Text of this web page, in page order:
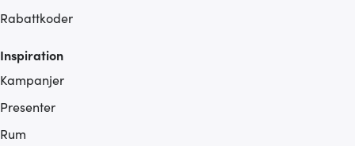
Rabattkoder
Inspiration
Kampanjer
Presenter
Rum